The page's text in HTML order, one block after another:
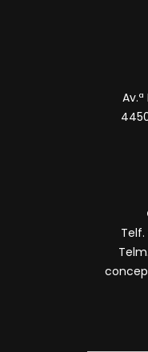
Telf.